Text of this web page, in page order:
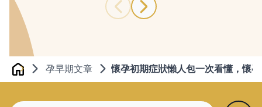
Home 孕早期文章 懷孕初期症狀懶人包一次看懂，懷